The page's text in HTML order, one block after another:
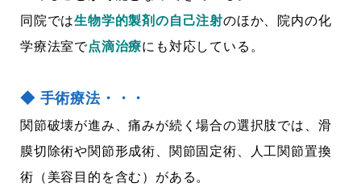
同院では生物学的製剤の自己注射のほか、院内の化
学療法室で点滴治療にも対応している。
◆ 手術療法・・・
関節破壊が進み、痛みが続く場合の選択肢では、滑
膜切除術や関節形成術、関節固定術、人工関節置換
術（美容目的を含む）がある。